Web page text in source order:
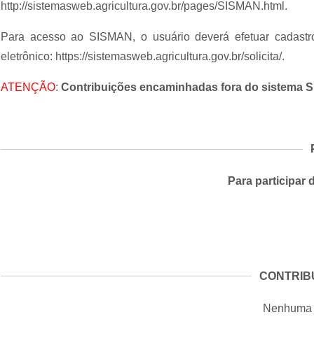
http://sistemasweb.agricultura.gov.br/pages/SISMAN.html.
Para acesso ao SISMAN, o usuário deverá efetuar
eletrônico: https://sistemasweb.agricultura.gov.br/solicita/.
ATENÇÃO: Contribuições encaminhadas fora do sistema
Para participar